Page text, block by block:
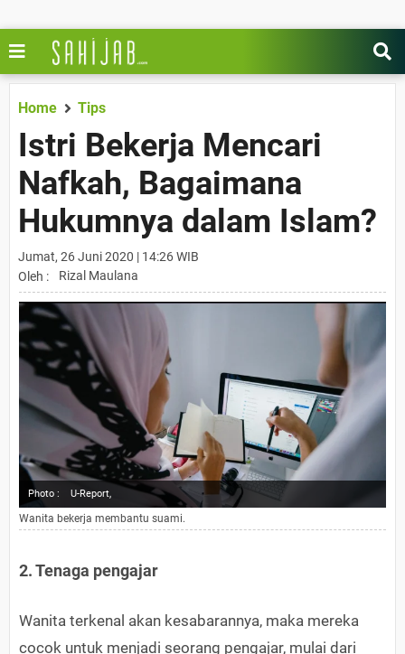
Home Tips
Istri Bekerja Mencari
Nafkah, Bagaimana
Hukumnya dalam Islam?
Jumat, 26 Juni 2020 | 14:26 WIB
Oleh :
Rizal Maulana
Photo : U-Report,
Wanita bekerja membantu suami.
2. Tenaga pengajar
Wanita terkenal akan kesabarannya, maka mereka
cocok untuk menjadi seorang pengajar, mulai dari